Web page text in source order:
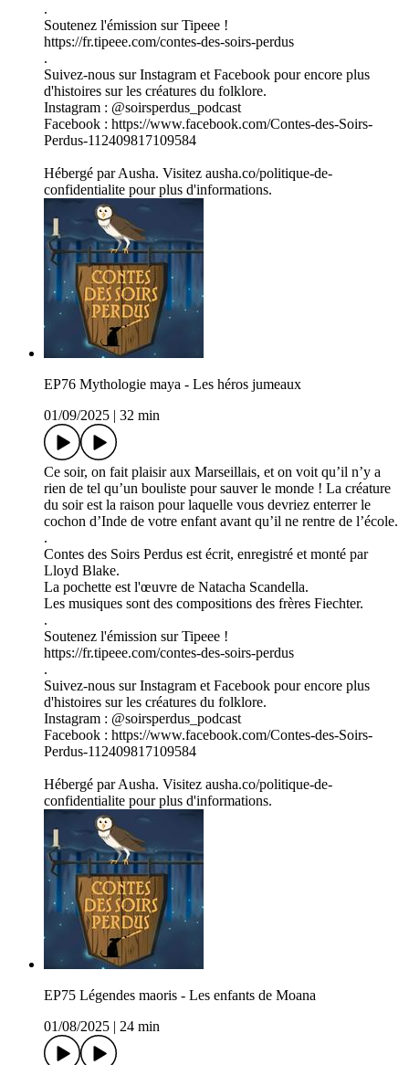
.
Soutenez l'émission sur Tipeee !
https://fr.tipeee.com/contes-des-soirs-perdus
.
Suivez-nous sur Instagram et Facebook pour encore plus
d'histoires sur les créatures du folklore.
Instagram : @soirsperdus_podcast
Facebook : https://www.facebook.com/Contes-des-Soirs-
Perdus-112409817109584
Hébergé par Ausha. Visitez ausha.co/politique-de-
confidentialite pour plus d'informations.
EP76 Mythologie maya - Les héros jumeaux
01/09/2025
32 min
Ce soir, on fait plaisir aux Marseillais, et on voit qu’il n’y a
rien de tel qu’un bouliste pour sauver le monde ! La créature
du soir est la raison pour laquelle vous devriez enterrer le
cochon d’Inde de votre enfant avant qu’il ne rentre de l’école.
.
Contes des Soirs Perdus est écrit, enregistré et monté par
Lloyd Blake.
La pochette est l'œuvre de Natacha Scandella.
Les musiques sont des compositions des frères Fiechter.
.
Soutenez l'émission sur Tipeee !
https://fr.tipeee.com/contes-des-soirs-perdus
.
Suivez-nous sur Instagram et Facebook pour encore plus
d'histoires sur les créatures du folklore.
Instagram : @soirsperdus_podcast
Facebook : https://www.facebook.com/Contes-des-Soirs-
Perdus-112409817109584
Hébergé par Ausha. Visitez ausha.co/politique-de-
confidentialite pour plus d'informations.
EP75 Légendes maoris - Les enfants de Moana
01/08/2025
24 min